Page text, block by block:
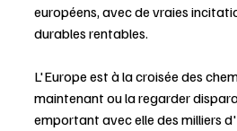
européens, avec de vraies
durables rentables.
L'Europe est à la croisée des
maintenant ou la regarder
emportant avec elle des milliers